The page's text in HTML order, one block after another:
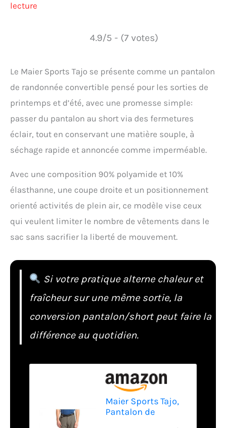
lecture
4.9/5 - (7 votes)
Le Maier Sports Tajo se présente comme un pantalon
de randonnée convertible pensé pour les sorties de
printemps et d’été, avec une promesse simple:
passer du pantalon au short via des fermetures
éclair, tout en conservant une matière souple, à
séchage rapide et annoncée comme imperméable.
Avec une composition 90% polyamide et 10%
élasthanne, une coupe droite et un positionnement
orienté activités de plein air, ce modèle vise ceux
qui veulent limiter le nombre de vêtements dans le
sac sans sacrifier la liberté de mouvement.
Si votre pratique alterne chaleur et
fraîcheur sur une même sortie, la
conversion pantalon/short peut faire la
différence au quotidien.
Maier Sports Tajo,
Pantalon de